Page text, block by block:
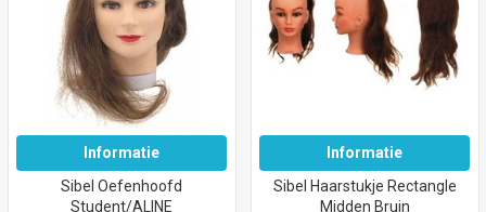
Informatie
Sibel Oefenhoofd
Student/ALINE
Informatie
Sibel Haarstukje Rectangle
Midden Bruin